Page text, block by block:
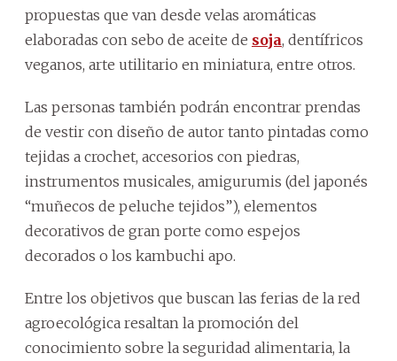
propuestas que van desde velas aromáticas
elaboradas con sebo de aceite de soja, dentífricos
veganos, arte utilitario en miniatura, entre otros.
Las personas también podrán encontrar prendas
de vestir con diseño de autor tanto pintadas como
tejidas a crochet, accesorios con piedras,
instrumentos musicales, amigurumis (del japonés
“muñecos de peluche tejidos”), elementos
decorativos de gran porte como espejos
decorados o los kambuchi apo.
Entre los objetivos que buscan las ferias de la red
agroecológica resaltan la promoción del
conocimiento sobre la seguridad alimentaria, la